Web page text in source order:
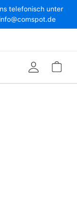
telefonisch unter